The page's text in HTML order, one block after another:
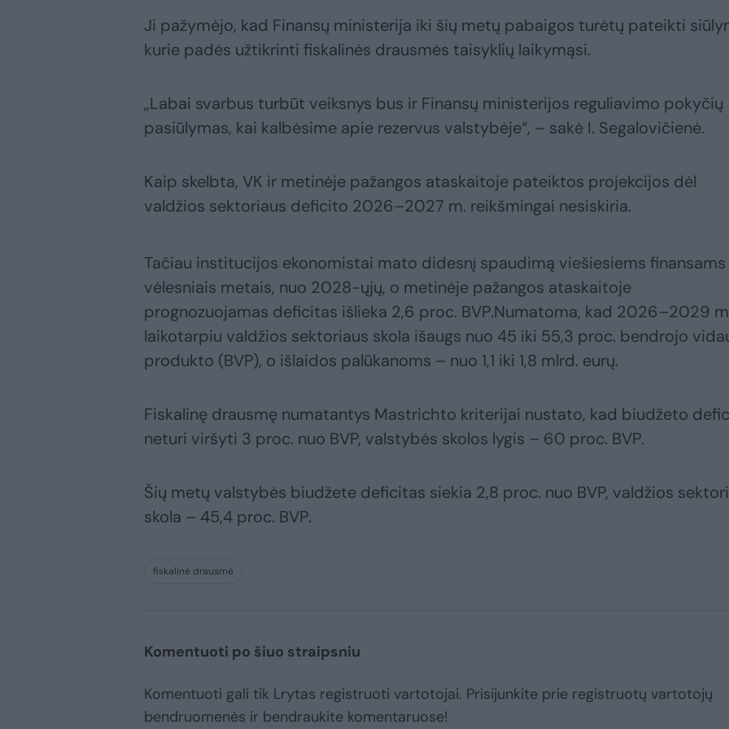
Ji pažymėjo, kad Finansų ministerija iki šių metų pabaigos turėtų pateikti
kurie padės užtikrinti fiskalinės drausmės taisyklių laikymąsi.
„Labai svarbus turbūt veiksnys bus ir Finansų ministerijos reguliavimo pokyčių
pasiūlymas, kai kalbėsime apie rezervus valstybėje“, – sakė I. Segalovičienė.
Kaip skelbta, VK ir metinėje pažangos ataskaitoje pateiktos projekcijos dėl
valdžios sektoriaus deficito 2026–2027 m. reikšmingai nesiskiria.
Tačiau institucijos ekonomistai mato didesnį spaudimą viešiesiems finansams
vėlesniais metais, nuo 2028-ųjų, o metinėje pažangos ataskaitoje
prognozuojamas deficitas išlieka 2,6 proc. BVP.Numatoma, kad 2026–2029
laikotarpiu valdžios sektoriaus skola išaugs nuo 45 iki 55,3 proc. bendrojo
produkto (BVP), o išlaidos palūkanoms – nuo 1,1 iki 1,8 mlrd. eurų.
Fiskalinę drausmę numatantys Mastrichto kriterijai nustato, kad biudžeto
neturi viršyti 3 proc. nuo BVP, valstybės skolos lygis – 60 proc. BVP.
Šių metų valstybės biudžete deficitas siekia 2,8 proc. nuo BVP, valdžios
skola – 45,4 proc. BVP.
fiskalinė drausmė
Komentuoti po šiuo straipsniu
Komentuoti gali tik Lrytas registruoti vartotojai. Prisijunkite prie registruotų vartotojų
bendruomenės ir bendraukite komentaruose!